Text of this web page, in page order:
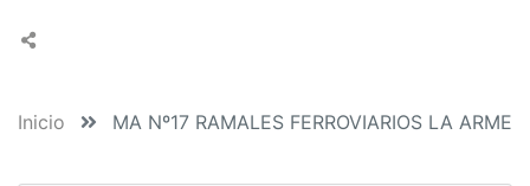
Inicio MA Nº17 RAMALES FERROVIARIOS LA